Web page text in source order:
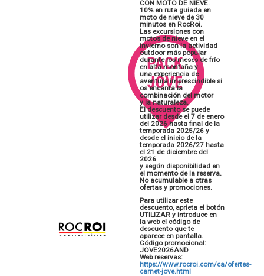
CON MOTO DE NIEVE.
​10% en ruta guiada en
moto de nieve de 30
minutos en RocRoi.
Las excursiones con
motos de nieve en el
invierno son la actividad
outdoor más popular
durante los meses de frío
en alta montaña y
una experiencia de
aventura imprescindible si
os encanta la
combinación del motor
y la naturaleza.
El descuento se puede
utilizar desde el 7 de enero
del 2026 hasta final de la
temporada 2025/26 y
desde el inicio de la
temporada 2026/27 hasta
el 21 de diciembre del
2026
y según disponibilidad en
el momento de la reserva.
No acumulable a otras
ofertas y promociones.
Para utilizar este
descuento, aprieta el botón
UTILIZAR y introduce en
la web el código de
descuento que te
aparece en pantalla.
Código promocional:
JOVE2026AND
Web reservas:
https://www.rocroi.com/ca/ofertes-
carnet-jove.html